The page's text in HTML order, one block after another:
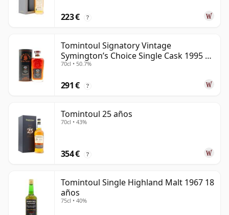
223 € ?
Tomintoul Signatory Vintage
Symington’s Choice Single Cask 1995 30
años
70cl • 50.7%
291 € ?
Tomintoul 25 años
70cl • 43%
354 € ?
Tomintoul Single Highland Malt 1967 18
años
75cl • 40%